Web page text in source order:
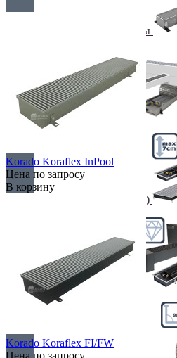
Климаконвекторы
Недорогие
Низкие (до 70 мм)
Премиум класс
Korado Koraflex InPool
Цена по запросу
В корзину
Korado Koraflex FI/FW
Цена по запросу